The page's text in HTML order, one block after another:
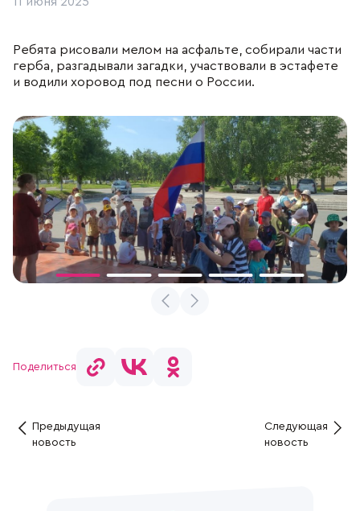
Отдел продаж
Ребята рисовали мелом на асфальте, собирали части
герба, разгадывали загадки, участвовали в эстафете
и водили хоровод под песни о России.
Поделиться
Предыдущая
новость
Следующая
новость